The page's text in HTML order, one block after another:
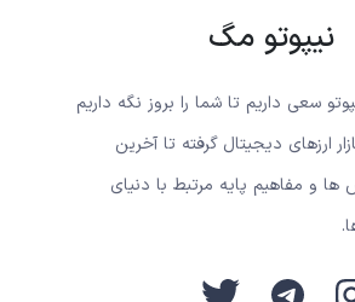
نیپوتو مگ
سعی داریم تا شما را بروز نگه داریم
ارزهای دیجیتال گرفته تا آخرین
ها و مفاهیم پایه مرتبط با دنیای